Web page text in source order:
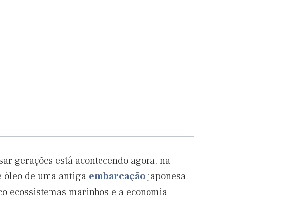
gerações está acontecendo agora, na
óleo de uma antiga embarcação japonesa
ecossistemas marinhos e a economia